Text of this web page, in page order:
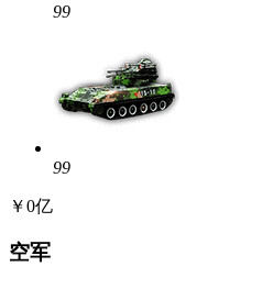
99
99
￥0亿
空军